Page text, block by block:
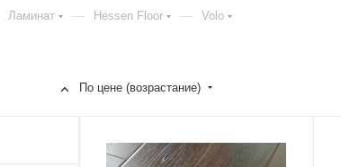
Ламинат — Hessen Floor — Volo
По цене (возрастание)